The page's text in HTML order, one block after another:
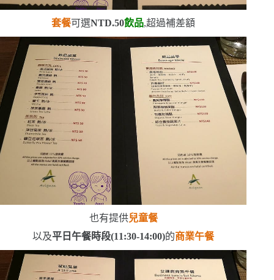
套餐可選NTD.50飲品,超過補差額
也有提供兒童餐
以及平日午餐時段(11:30-14:00)的商業午餐